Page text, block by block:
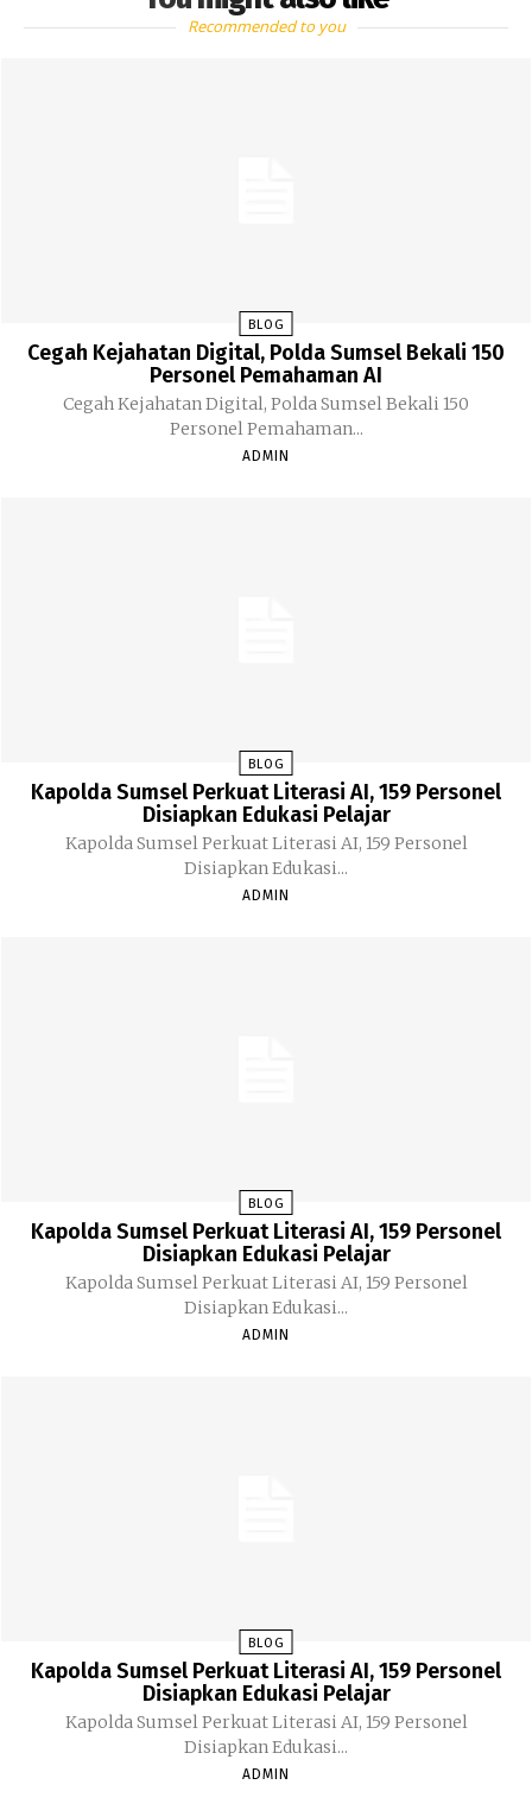
Recommended to you
BLOG
Cegah Kejahatan Digital, Polda Sumsel Bekali 150
Personel Pemahaman AI
Cegah Kejahatan Digital, Polda Sumsel Bekali 150
Personel Pemahaman...
ADMIN
BLOG
Kapolda Sumsel Perkuat Literasi AI, 159 Personel
Disiapkan Edukasi Pelajar
Kapolda Sumsel Perkuat Literasi AI, 159 Personel
Disiapkan Edukasi...
ADMIN
BLOG
Kapolda Sumsel Perkuat Literasi AI, 159 Personel
Disiapkan Edukasi Pelajar
Kapolda Sumsel Perkuat Literasi AI, 159 Personel
Disiapkan Edukasi...
ADMIN
BLOG
Kapolda Sumsel Perkuat Literasi AI, 159 Personel
Disiapkan Edukasi Pelajar
Kapolda Sumsel Perkuat Literasi AI, 159 Personel
Disiapkan Edukasi...
ADMIN